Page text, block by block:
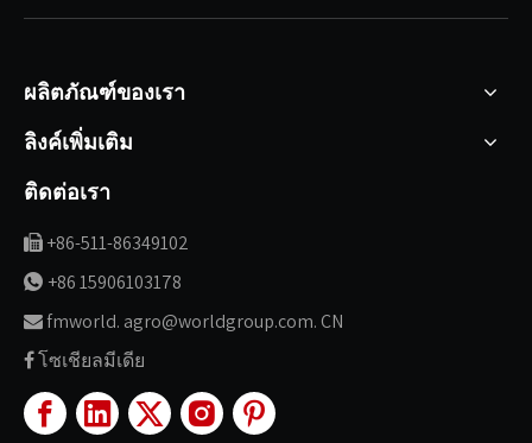
ผลิตภัณฑ์ของเรา
ลิงค์เพิ่มเติม
ติดต่อเรา
 +86-511-86349102
 +86 15906103178
fmworld. agro@worldgroup.com. CN
โซเชียลมีเดีย